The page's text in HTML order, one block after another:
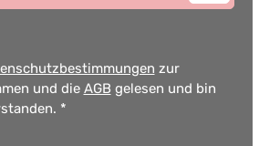
zur
und die AGB gelesen und bin
*